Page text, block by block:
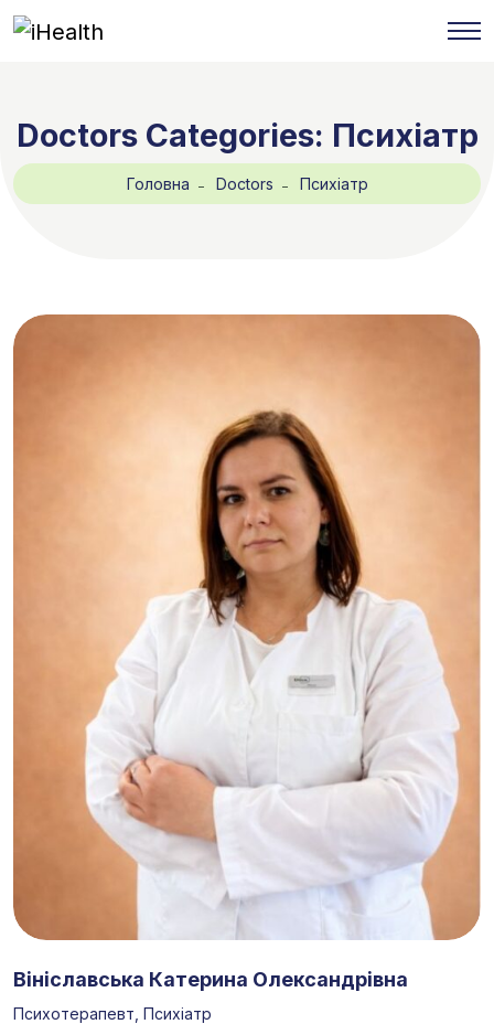
Doctors Categories: Психіатр
Головна Doctors Психіатр
Вініславська Катерина Олександрівна
Психотерапевт, Психіатр